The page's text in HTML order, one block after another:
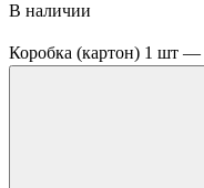
В наличии
Коробка (картон) 1 шт —